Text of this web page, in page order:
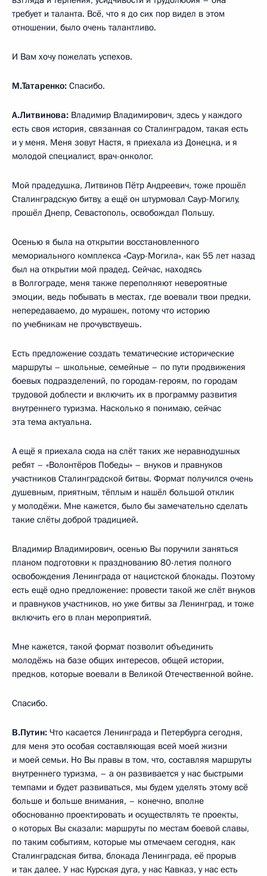
требует и таланта. Всё, что я до сих пор видел в этом
отношении, было очень талантливо.
И Вам хочу пожелать успехов.
М.Татаренко: Спасибо.
А.Литвинова: Владимир Владимирович, здесь у каждого
есть своя история, связанная со Сталинградом, такая есть
и у меня. Меня зовут Настя, я приехала из Донецка, и я
молодой специалист, врач-онколог.
Мой прадедушка, Литвинов Пётр Андреевич, тоже прошёл
Сталинградскую битву, а ещё он штурмовал Саур-Могилу,
прошёл Днепр, Севастополь, освобождал Польшу.
Осенью я была на открытии восстановленного
мемориального комплекса «Саур-Могила», как 55 лет назад
был на открытии мой прадед. Сейчас, находясь
в Волгограде, меня также переполняют невероятные
эмоции, ведь побывать в местах, где воевали твои предки,
непередаваемо, до мурашек, потому что историю
по учебникам не прочувствуешь.
Есть предложение создать тематические исторические
маршруты – школьные, семейные – по пути продвижения
боевых подразделений, по городам-героям, по городам
трудовой доблести и включить их в программу развития
внутреннего туризма. Насколько я понимаю, сейчас
эта тема актуальна.
А ещё я приехала сюда на слёт таких же неравнодушных
ребят – «Волонтёров Победы» – внуков и правнуков
участников Сталинградской битвы. Формат получился очень
душевным, приятным, тёплым и нашёл большой отклик
у молодёжи. Мне кажется, было бы замечательно сделать
такие слёты доброй традицией.
Владимир Владимирович, осенью Вы поручили заняться
планом подготовки к празднованию 80-летия полного
освобождения Ленинграда от нацистской блокады. Поэтому
есть ещё одно предложение: провести такой же слёт внуков
и правнуков участников, но уже битвы за Ленинград, и тоже
включить его в план мероприятий.
Мне кажется, такой формат позволит объединить
молодёжь на базе общих интересов, общей истории,
предков, которые воевали в Великой Отечественной войне.
Спасибо.
В.Путин: Что касается Ленинграда и Петербурга сегодня,
для меня это особая составляющая всей моей жизни
и моей семьи. Но Вы правы в том, что, составляя маршруты
внутреннего туризма, – а он развивается у нас быстрыми
темпами и будет развиваться, мы будем уделять этому всё
больше и больше внимания, – конечно, вполне
обоснованно проектировать и осуществлять те проекты,
о которых Вы сказали: маршруты по местам боевой славы,
по таким событиям, которые мы отмечаем сегодня, как
Сталинградская битва, блокада Ленинграда, её прорыв
и так далее. У нас Курская дуга, у нас Кавказ, у нас есть